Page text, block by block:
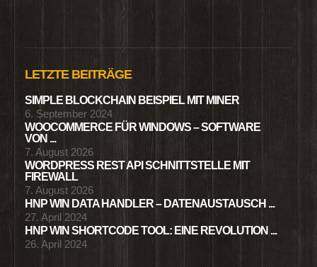
LETZTE BEITRÄGE
SIMPLE BLOCKCHAIN BEISPIEL MIT MINER
6. September 2024
WOOCOMMERCE FÜR WINDOWS – SOFTWARE
VON ...
7. August 2026
WORDPRESS REST API SCHNITTSTELLE MIT
FIREWALL
7. August 2026
HNP WIN DATA HANDLER – DATENAUSTAUSCH ...
27. April 2024
HNP WIN SHORTCODE TOOL: EINE REVOLUTION ...
26. April 2024